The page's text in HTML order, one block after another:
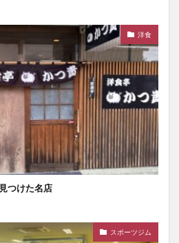
洋食
つけた名店
スポーツジム